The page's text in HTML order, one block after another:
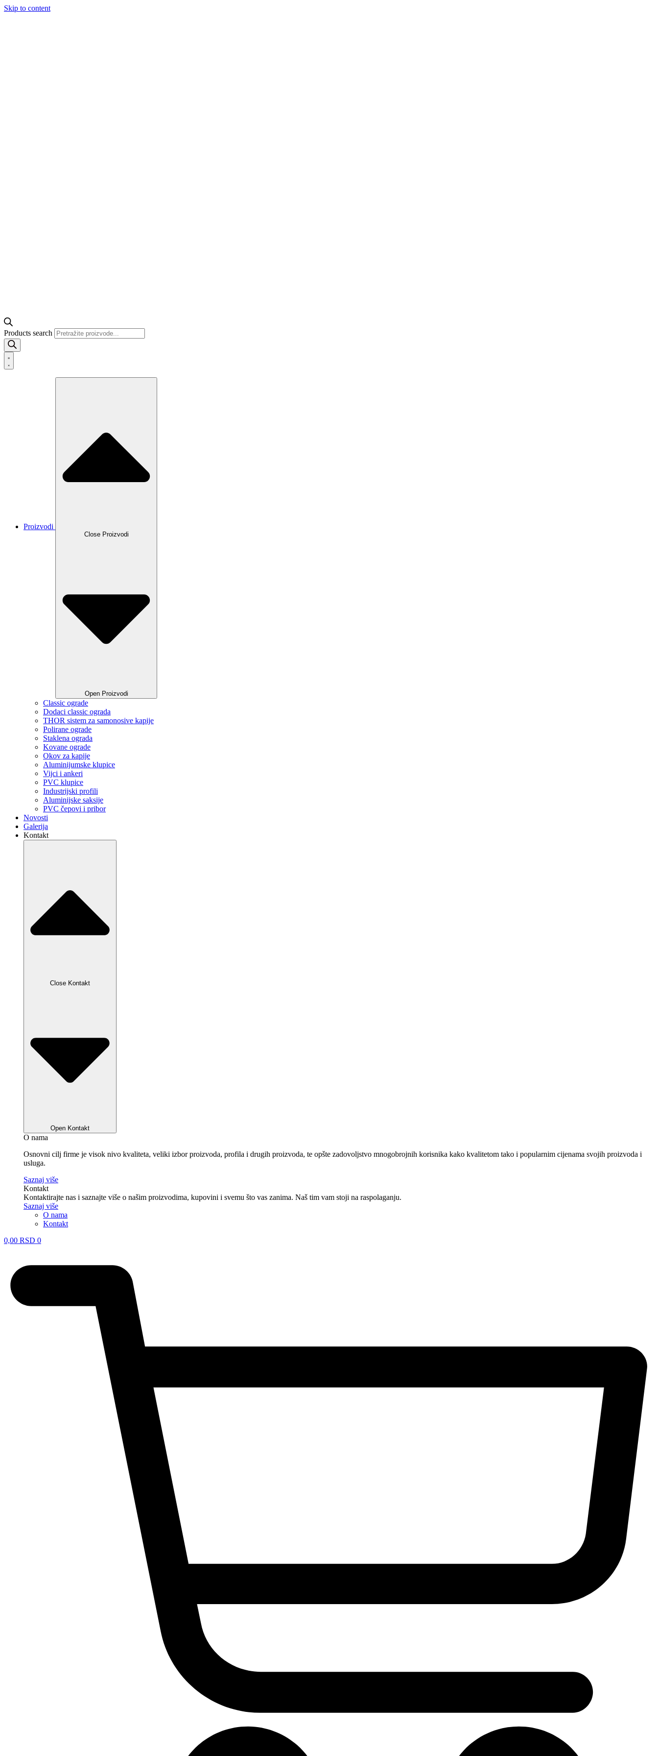
Skip to content
Products search
Proizvodi
Close Proizvodi
Open Proizvodi
Classic ograde
Dodaci classic ograda
THOR sistem za samonosive kapije
Polirane ograde
Staklena ograda
Kovane ograde
Okov za kapije
Aluminijumske klupice
Vijci i ankeri
PVC klupice
Industrijski profili
Aluminijske saksije
PVC čepovi i pribor
Novosti
Galerija
Kontakt
Close Kontakt
Open Kontakt
O nama
Osnovni cilj firme je visok nivo kvaliteta, veliki izbor proizvoda, profila i drugih proizvoda, te opšte zadovoljstvo mnogobrojnih korisnika kako kvalitetom tako i popularnim cijenama svojih proizvoda i
usluga.
Saznaj više
Kontakt
Kontaktirajte nas i saznajte više o našim proizvodima, kupovini i svemu što vas zanima. Naš tim vam stoji na raspolaganju.
Saznaj više
O nama
Kontakt
0,00 RSD 0